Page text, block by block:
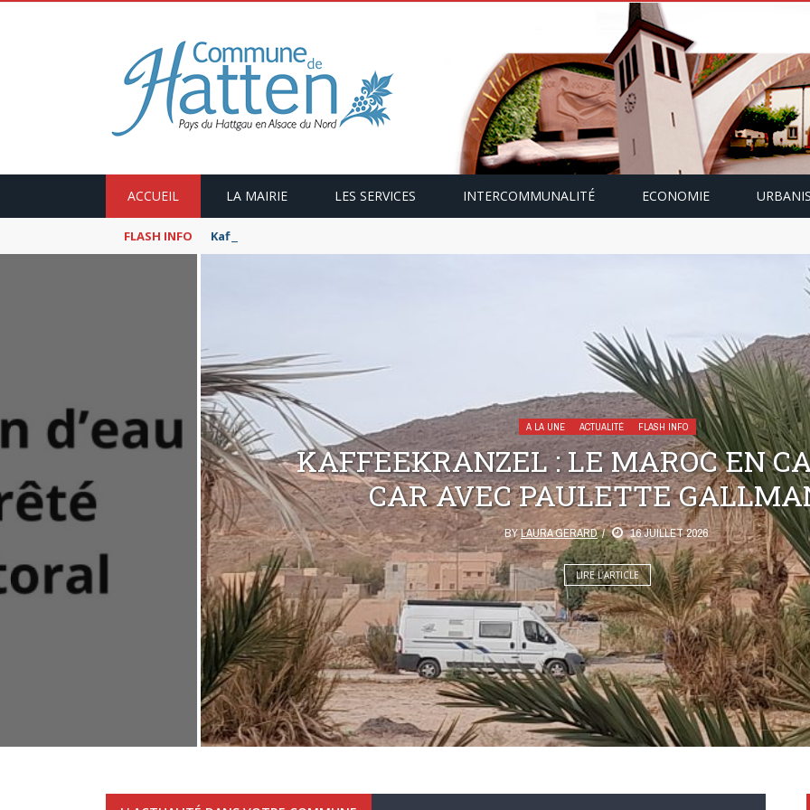
ACCUEIL LA MAIRIE LES SERVICES INTERCOMMUNALITÉ ECONOMIE
FLASH INFO Kaffeekranzel : Le Maroc en camping-car avec Paulette Gallmann
A LA UNE ACTUALITÉ FLASH INFO
KAFFEEKRANZEL : LE MAROC EN
CAR AVEC PAULETTE
BYLAURA GERARD 16 JUILLET 2026
LIRE L’ARTICLE